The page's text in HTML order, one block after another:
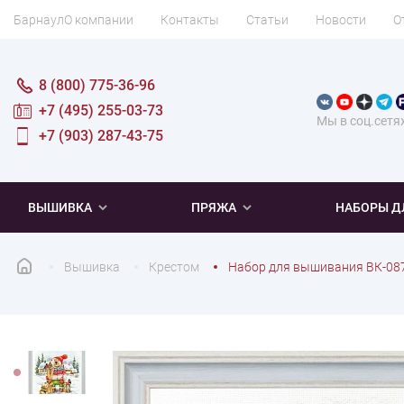
БарнаулО компании Контакты Статьи Новости
Мы в
8 (800) 775-36-96
+7 (495) 255-03-73
+7 (903) 287-43-75
ВЫШИВКА ПРЯЖА НАБОРЫ
Вышивка Крестом Набор для вышивания ВК-